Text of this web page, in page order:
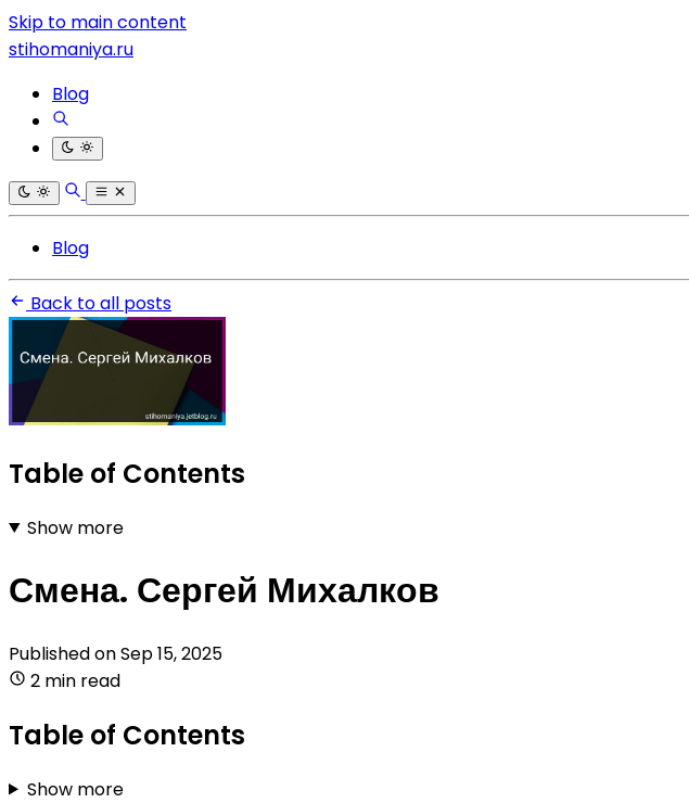
Skip to main content
stihomaniya.ru
Blog
Blog
Back to all posts
Table of Contents
Show more
Смена. Сергей Михалков
Published onSep 15, 2025
2 min read
Table of Contents
Show more